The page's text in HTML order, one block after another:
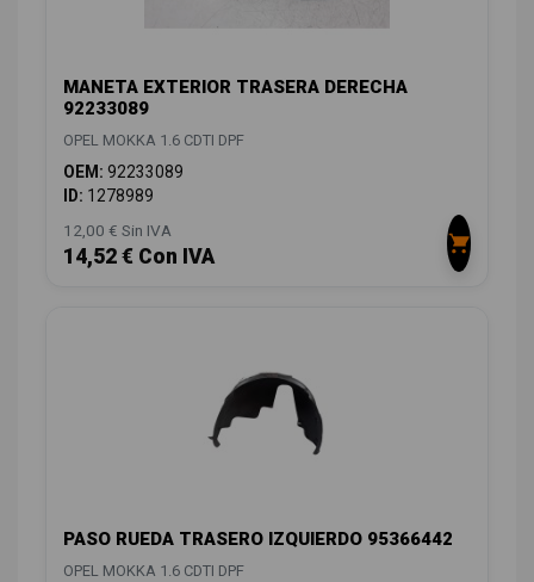
MANETA EXTERIOR TRASERA DERECHA
92233089
OPEL MOKKA 1.6 CDTI DPF
OEM: 92233089
ID: 1278989
12,00 € Sin IVA
14,52 € Con IVA
PASO RUEDA TRASERO IZQUIERDO 95366442
OPEL MOKKA 1.6 CDTI DPF